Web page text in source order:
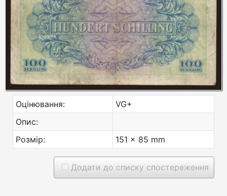
Оцінювання:
VG+
Опис:
Розмір:
151 x 85 mm
Додати до списку спостереження